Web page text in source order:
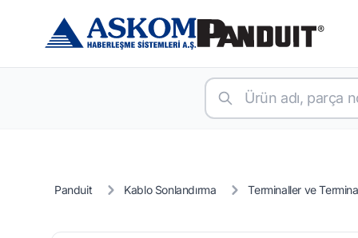
Panduit Kablo Sonlandırma Terminaller ve